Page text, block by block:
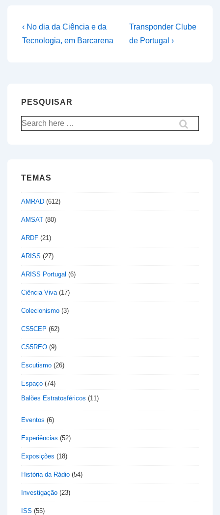
Navegação
de
Previous
Post
‹ No dia da Ciência e da
Tecnologia, em Barcarena
Next
Post
Transponder Clube
de Portugal ›
PESQUISAR
Pesquisar
por:
TEMAS
AMRAD (612)
AMSAT (80)
ARDF (21)
ARISS (27)
ARISS Portugal (6)
Ciência Viva (17)
Colecionismo (3)
CS5CEP (62)
CS5REO (9)
Escutismo (26)
Espaço (74)
Balões Estratosféricos (11)
Eventos (6)
Experiências (52)
Exposições (18)
História da Rádio (54)
Investigação (23)
ISS (55)